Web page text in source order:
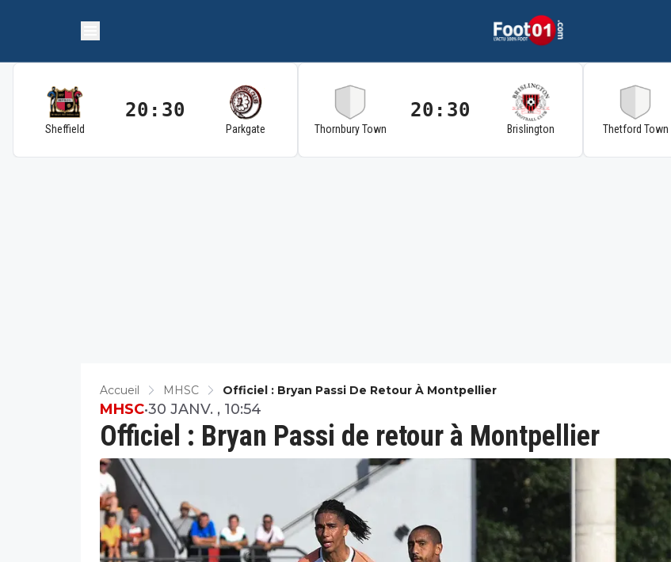
Sheffield
20:30
Parkgate Thornbury Town
20:30
Brislington Thetford Town
Accueil MHSC Officiel : Bryan Passi De Retour À Montpellier
Officiel : Bryan Passi de retour à Montpellier
MHSC•30 JANV. , 10:54